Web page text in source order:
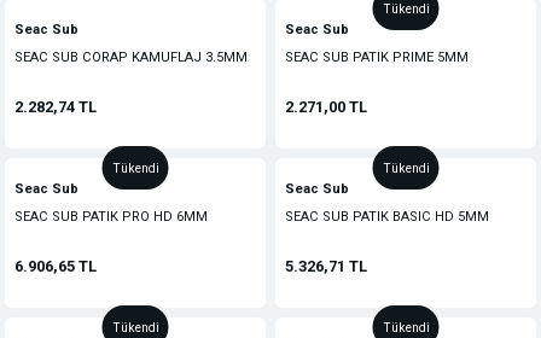
Seac Sub
SEAC SUB CORAP KAMUFLAJ 3.5MM
2.282,74 TL
Tükendi
Seac Sub
SEAC SUB PATIK PRIME 5MM
2.271,00 TL
Tükendi
Seac Sub
SEAC SUB PATIK PRO HD 6MM
6.906,65 TL
Tükendi
Seac Sub
SEAC SUB PATIK BASIC HD 5MM
5.326,71 TL
Tükendi Tükendi